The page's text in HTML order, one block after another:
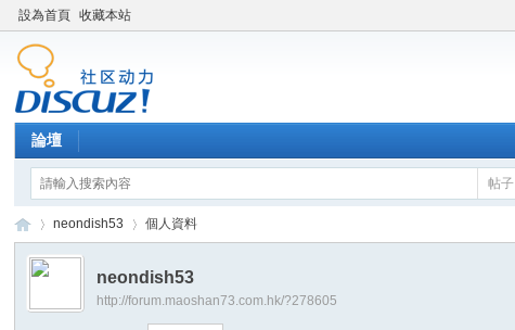
設為首頁 收藏本站
論壇
帖子
›
neondish53 個人資料
neondish53
http://forum.maoshan73.com.hk/?278605